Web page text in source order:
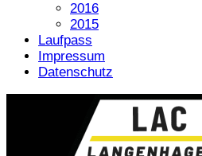
2016
2015
Laufpass
Impressum
Datenschutz